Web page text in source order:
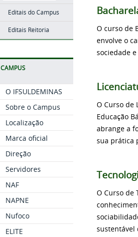
Editais do Campus
Editais Reitoria
CAMPUS
O IFSULDEMINAS
Sobre o Campus
Localização
Marca oficial
Direção
Servidores
NAF
NAPNE
Nufoco
ELITE
O curso de
envolve o
sociedade
O Curso de
Educação
abrange a
sua prática
O Curso de
sustentável